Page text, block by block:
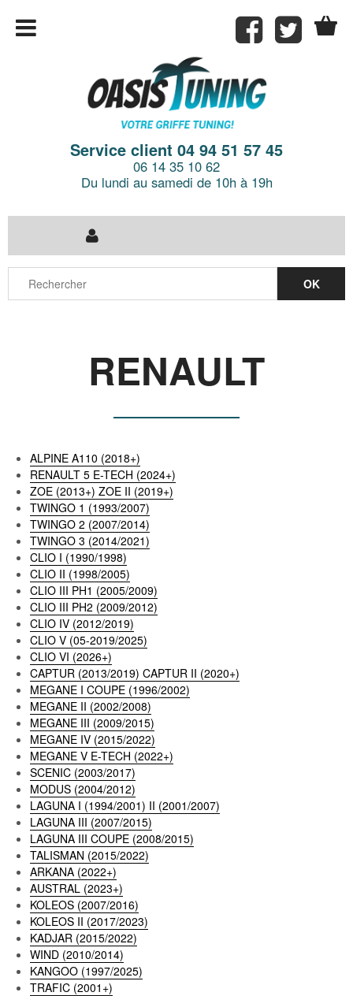
Service client 04 94 51 57 45
06 14 35 10 62
Du lundi au samedi de 10h à 19h
RENAULT
ALPINE A110 (2018+)
RENAULT 5 E-TECH (2024+)
ZOE (2013+) ZOE II (2019+)
TWINGO 1 (1993/2007)
TWINGO 2 (2007/2014)
TWINGO 3 (2014/2021)
CLIO I (1990/1998)
CLIO II (1998/2005)
CLIO III PH1 (2005/2009)
CLIO III PH2 (2009/2012)
CLIO IV (2012/2019)
CLIO V (05-2019/2025)
CLIO VI (2026+)
CAPTUR (2013/2019) CAPTUR II (2020+)
MEGANE I COUPE (1996/2002)
MEGANE II (2002/2008)
MEGANE III (2009/2015)
MEGANE IV (2015/2022)
MEGANE V E-TECH (2022+)
SCENIC (2003/2017)
MODUS (2004/2012)
LAGUNA I (1994/2001) II (2001/2007)
LAGUNA III (2007/2015)
LAGUNA III COUPE (2008/2015)
TALISMAN (2015/2022)
ARKANA (2022+)
AUSTRAL (2023+)
KOLEOS (2007/2016)
KOLEOS II (2017/2023)
KADJAR (2015/2022)
WIND (2010/2014)
KANGOO (1997/2025)
TRAFIC (2001+)